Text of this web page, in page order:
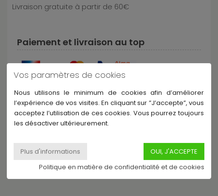
Livraison gratuite à partir de 60€
Paiement et livraison au top
Partagez ce produit
Vos paramètres de cookies
Nous utilisons le minimum de cookies afin d’améliorer
l’expérience de vos visites. En cliquant sur ”J’accepte”, vous
acceptez l’utilisation de ces cookies. Vous pourrez toujours
les désactiver ultérieurement.
Politique en matière de confidentialité et de cookies